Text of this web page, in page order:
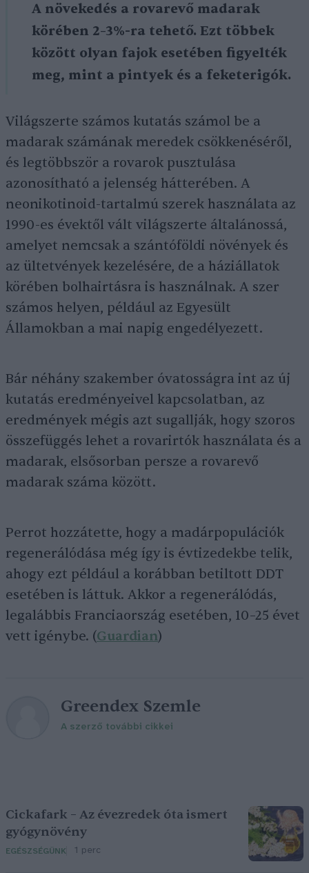
A növekedés a rovarevő madarak
körében 2–3%-ra tehető. Ezt többek
között olyan fajok esetében figyelték
meg, mint a pintyek és a feketerigók.
Világszerte számos kutatás számol be a
madarak számának meredek csökkenéséről,
és legtöbbször a rovarok pusztulása
azonosítható a jelenség hátterében. A
neonikotinoid-tartalmú szerek használata az
1990-es évektől vált világszerte általánossá,
amelyet nemcsak a szántóföldi növények és
az ültetvények kezelésére, de a háziállatok
körében bolhairtásra is használnak. A szer
számos helyen, például az Egyesült
Államokban a mai napig engedélyezett.
Bár néhány szakember óvatosságra int az új
kutatás eredményeivel kapcsolatban, az
eredmények mégis azt sugallják, hogy szoros
összefüggés lehet a rovarirtók használata és a
madarak, elsősorban persze a rovarevő
madarak száma között.
Perrot hozzátette, hogy a madárpopulációk
regenerálódása még így is évtizedekbe telik,
ahogy ezt például a korábban betiltott DDT
esetében is láttuk. Akkor a regenerálódás,
legalábbis Franciaország esetében, 10–25 évet
vett igénybe. (Guardian)
Greendex Szemle
A szerző további cikkei
Cickafark – Az évezredek óta ismert
gyógynövény
EGÉSZSÉGÜNK 1 perc